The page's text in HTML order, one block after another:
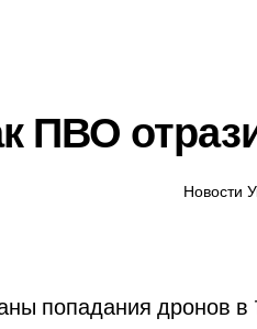
ПВО
Новости
попадания дронов в